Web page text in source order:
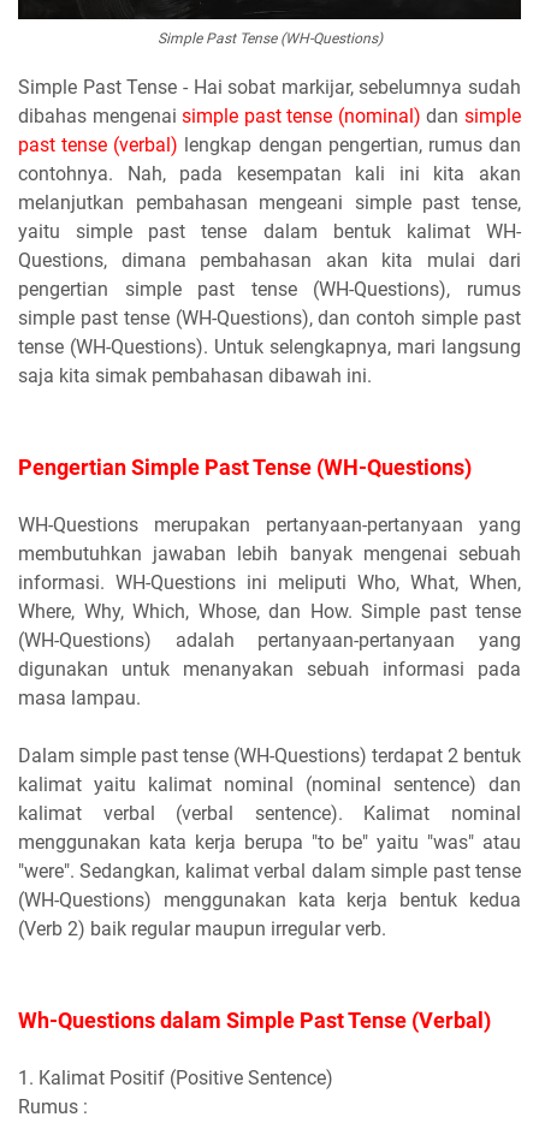
Simple Past Tense (WH-Questions)
Simple Past Tense - Hai sobat markijar, sebelumnya sudah
dibahas mengenaisimple past tense (nominal) dan simple
past tense (verbal) lengkap dengan pengertian, rumus dan
contohnya. Nah, pada kesempatan kali ini kita akan
melanjutkan pembahasan mengeani simple past tense,
yaitu simple past tense dalam bentuk kalimat WH-
Questions, dimana pembahasan akan kita mulai dari
pengertian simple past tense (WH-Questions), rumus
simple past tense (WH-Questions), dan contoh simple past
tense (WH-Questions). Untuk selengkapnya, mari langsung
saja kita simak pembahasan dibawah ini.
Pengertian Simple Past Tense (WH-Questions)
WH-Questions merupakan pertanyaan-pertanyaan yang
membutuhkan jawaban lebih banyak mengenai sebuah
informasi. WH-Questions ini meliputi Who, What, When,
Where, Why, Which, Whose, dan How. Simple past tense
(WH-Questions) adalah pertanyaan-pertanyaan yang
digunakan untuk menanyakan sebuah informasi pada
masa lampau.
Dalam simple past tense (WH-Questions) terdapat 2 bentuk
kalimat yaitu kalimat nominal (nominal sentence) dan
kalimat verbal (verbal sentence). Kalimat nominal
menggunakan kata kerja berupa "to be" yaitu "was" atau
"were". Sedangkan, kalimat verbal dalam simple past tense
(WH-Questions) menggunakan kata kerja bentuk kedua
(Verb 2) baik regular maupun irregular verb.
Wh-Questions dalam Simple Past Tense (Verbal)
1. Kalimat Positif (Positive Sentence)
Rumus :